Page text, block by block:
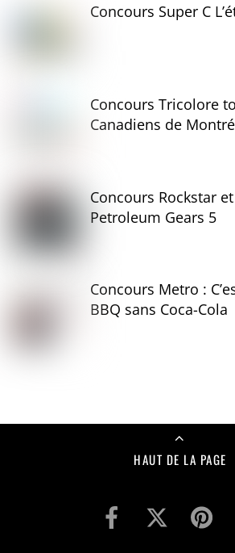
Concours Super C
Concours Tricolore
Canadiens de
Concours Rockstar
Petroleum Gears 5
Concours Metro :
BBQ sans Coca-Cola
HAUT DE LA PAGE